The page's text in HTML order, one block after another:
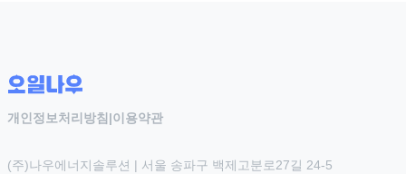
개인정보처리방침 |이용약관
(주)나우에너지솔루션 | 서울 송파구 백제고분로27길 24-5